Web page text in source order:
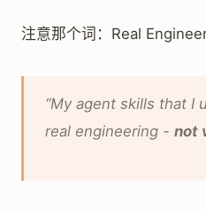
注意那个词：Real
“My agent skills that I
real engineering - not